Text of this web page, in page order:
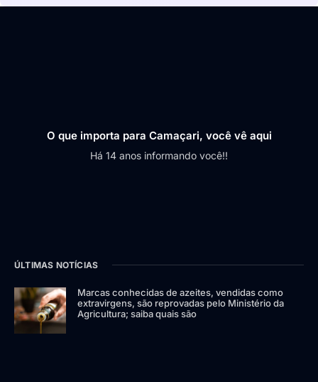
O que importa para Camaçari, você vê aqui
Há 14 anos informando você!!
ÚLTIMAS NOTÍCIAS
Marcas conhecidas de azeites, vendidas como
extravirgens, são reprovadas pelo Ministério da
Agricultura; saiba quais são